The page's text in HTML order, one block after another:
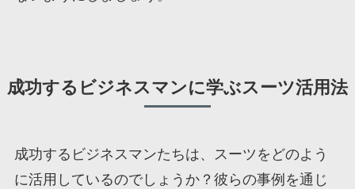
成功するビジネスマンに学ぶスーツ活用法
成功するビジネスマンたちは、スーツをどのよう
に活用しているのでしょうか？彼らの事例を通じ